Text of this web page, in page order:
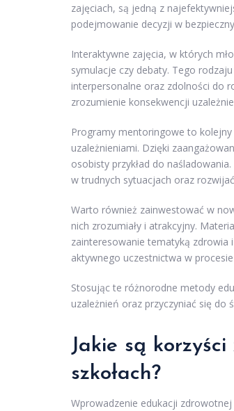
zajęciach, są jedną z
podejmowanie decyzji w
Interaktywne zajęcia, w których
symulacje czy debaty. Tego
interpersonalne oraz zdolności do
zrozumienie konsekwencji
Programy mentoringowe to
uzależnieniami. Dzięki
osobisty przykład do
w trudnych sytuacjach oraz
Warto również zainwestować w
nich zrozumiały i atrakcyjny.
zainteresowanie tematyką zdrowia
aktywnego uczestnictwa w
Stosując te różnorodne metody
uzależnień oraz przyczyniać się do
Jakie są
szkołach?
Wprowadzenie edukacji